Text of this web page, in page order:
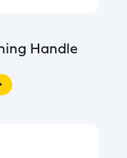
Handle